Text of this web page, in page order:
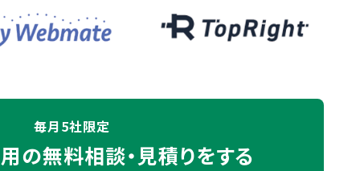
毎月5社限定
の無料相談・見積りをする